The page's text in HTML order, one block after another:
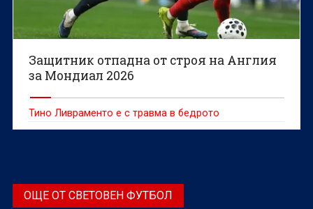
Защитник отпадна от строя на Англия
за Мондиал 2026
Тино Ливраменто е с травма в бедрото
ОЩЕ ОТ СВЕТОВЕН ФУТБОЛ